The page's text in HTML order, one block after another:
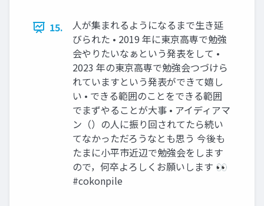
15.
人が集まれるようになるまで生き延
びられた • 2019 年に東京高専で勉強
会やりたいなぁという発表をして •
2023 年の東京高専で勉強会つづけら
れていますという発表ができて嬉し
い • できる範囲のことをできる範囲
でまずやることが大事 • アイディアマ
ン（）の人に振り回されてたら続い
てなかっただろうなとも思う 今後も
たまに小平市近辺で勉強会をします
ので，何卒よろしくお願いします 👀
#cokonpile